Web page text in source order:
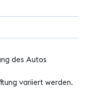
des Autos
variiert werden.